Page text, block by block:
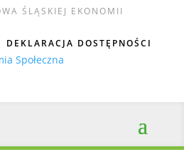
ŚLĄSKIEJ EKONOMII
DEKLARACJA DOSTĘPNOŚCI